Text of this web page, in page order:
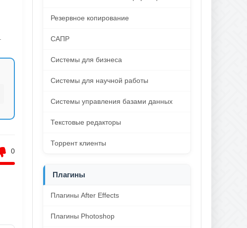
0
Резервное копирование
САПР
Системы для бизнеса
Системы для научной работы
Системы управления базами данных
Текстовые редакторы
Торрент клиенты
Плагины
Плагины After Effects
Плагины Photoshop